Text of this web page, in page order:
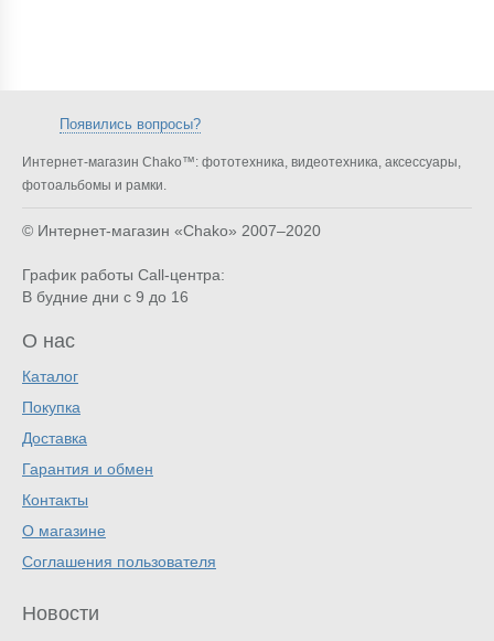
Появились вопросы?
Интернет-магазин Chako™: фототехника, видеотехника, аксессуары,
фотоальбомы и рамки.
© Интернет-магазин «Chako» 2007–2020
График работы Call-центра:
В будние дни с 9 до 16
О нас
Каталог
Покупка
Доставка
Гарантия и обмен
Контакты
О магазине
Соглашения пользователя
Новости